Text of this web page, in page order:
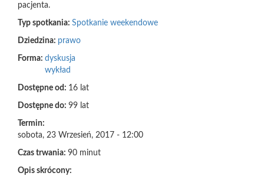
pacjenta.
Typ spotkania: Spotkanie weekendowe
Dziedzina: prawo
Forma: dyskusja
wykład
Dostępne od: 16 lat
Dostępne do: 99 lat
Termin:
sobota, 23 Wrzesień, 2017 - 12:00
Czas trwania: 90 minut
Opis skrócony: